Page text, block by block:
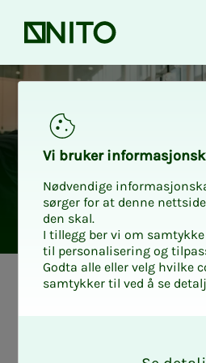
Forsiden
Det­­­te er
Vi bru­­ker
Nødvendige
sørger for at denne
den skal.
I tillegg ber vi om
til personalisering og
Godta alle eller velg hvilke
samtykker til ved å se